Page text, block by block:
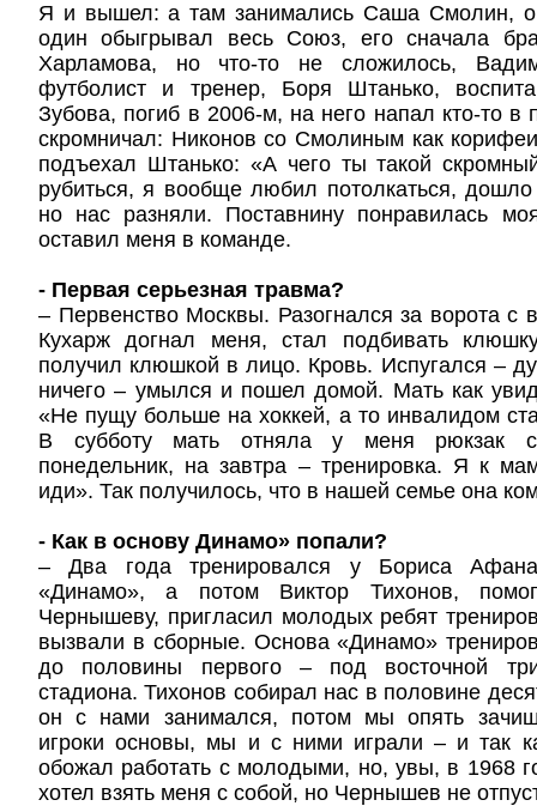
Я и вышел: а там занимались Саша Смолин,
один обыгрывал весь Союз, его сначала
Харламова, но что-то не сложилось,
футболист и тренер, Боря Штанько,
Зубова, погиб в 2006-м, на него напал кто-то в
скромничал: Никонов со Смолиным как
подъехал Штанько: «А чего ты такой
рубиться, я вообще любил потолкаться,
но нас разняли. Поставнину понравилась
оставил меня в команде.
- Первая серьезная травма?
– Первенство Москвы. Разогнался за ворота с
Кухарж догнал меня, стал подбивать
получил клюшкой в лицо. Кровь. Испугался –
ничего – умылся и пошел домой. Мать как
«Не пущу больше на хоккей, а то инвалидом
В субботу мать отняла у меня рюкзак
понедельник, на завтра – тренировка. Я к
иди». Так получилось, что в нашей семье она
- Как в основу Динамо» попали?
– Два года тренировался у Бориса
«Динамо», а потом Виктор Тихонов,
Чернышеву, пригласил молодых ребят
вызвали в сборные. Основа «Динамо»
до половины первого – под восточной
стадиона. Тихонов собирал нас в половине
он с нами занимался, потом мы опять
игроки основы, мы и с ними играли – и так
обожал работать с молодыми, но, увы, в 1968
хотел взять меня с собой, но Чернышев не